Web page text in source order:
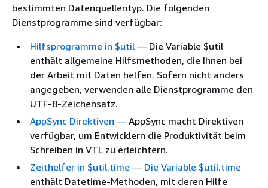
bestimmten Datenquellentyp. Die folgenden
Dienstprogramme sind verfügbar:
Hilfsprogramme in $util — Die Variable $util
enthält allgemeine Hilfsmethoden, die Ihnen bei
der Arbeit mit Daten helfen. Sofern nicht anders
angegeben, verwenden alle Dienstprogramme den
UTF-8-Zeichensatz.
AppSync Direktiven — AppSync macht Direktiven
verfügbar, um Entwicklern die Produktivität beim
Schreiben in VTL zu erleichtern.
Zeithelfer in $util.time — Die Variable $util.time
enthält Datetime-Methoden, mit deren Hilfe